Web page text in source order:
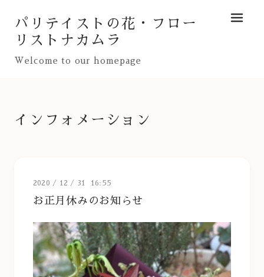
パリテイストの花・フロー
リストナカムラ
Welcome to our homepage
メニュ
インフォメーション
2020 / 12 / 31 16:55
お正月休みのお知らせ